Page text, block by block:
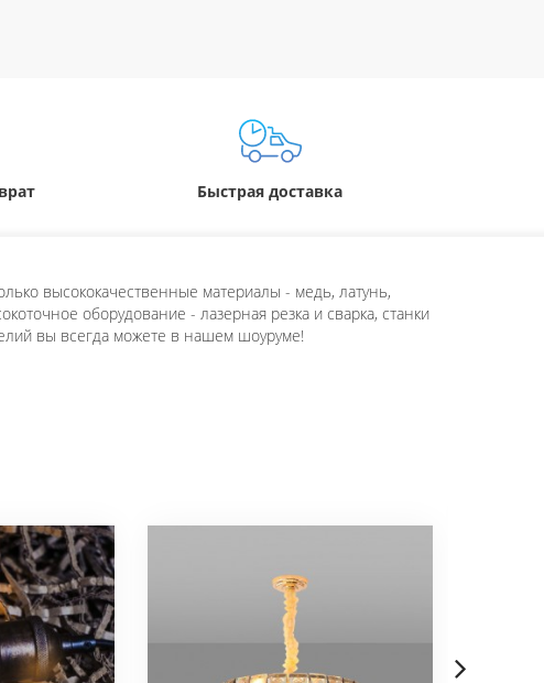
Быстрая доставка
высококачественные материалы - медь, латунь,
оборудование - лазерная резка и сварка, станки
вы всегда можете в нашем шоуруме!